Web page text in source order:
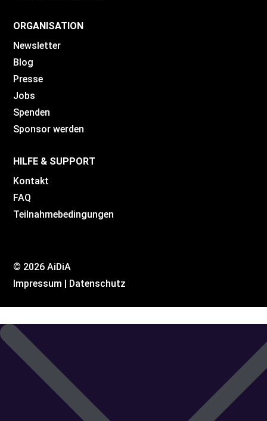
ORGANISATION
Newsletter
Blog
Presse
Jobs
Spenden
Sponsor werden
HILFE & SUPPORT
Kontakt
FAQ
Teilnahmebedingungen
© 2026 AiDiA
Impressum | Datenschutz